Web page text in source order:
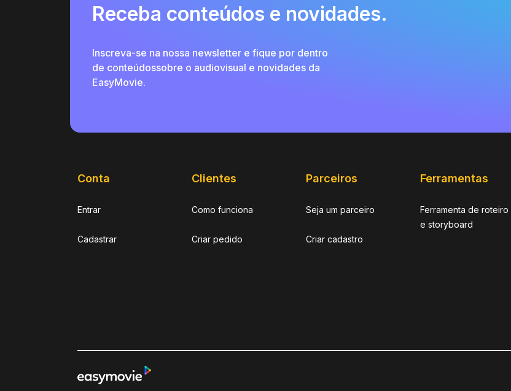
Receba conteúdos e novidades.
Inscreva-se na nossa newsletter e fique por dentro
de conteúdossobre o audiovisual e novidades da
EasyMovie.
Conta
Entrar
Cadastrar
Clientes
Como funciona
Criar pedido
Parceiros
Seja um parceiro
Criar cadastro
Ferramentas
Ferramenta de roteiro
e storyboard